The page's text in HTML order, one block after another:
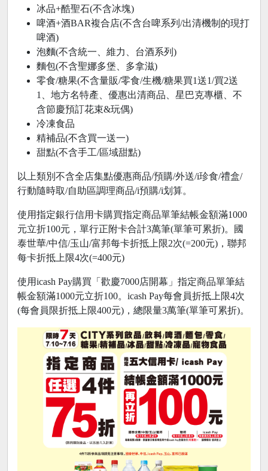
冰品+酷聖石(不含冰塊)
啤酒+酒BAR複合店(不含台啤系列/出清機制的現打
啤酒)
泡麵(不含統一、維力、台酒系列)
麵包(不含聖娜多堡、多拿滋)
零食/糖果(不含量販/零食/生機/糖果買1送1/買2送
1、地方名特產、優惠出清商品、星巴克專櫃、不
含節慶預訂花束&玩偶)
冷凍食品
精補品(不含買一送一)
甜點(不含手工/區域甜點)
以上類別不含全店集點優惠商品/預購/外送/i珍食/禮盒/
行動隨時取/自助區調理商品/i預購/i划算。
使用指定銀行信用卡購買指定商品單筆結帳金額滿1000
元立折100元，單行正附卡合計3萬筆(單筆可累折)。國
泰世華/中信/玉山/富邦每卡折抵上限2次(=200元)，聯邦
每卡折抵上限4次(=400元)
使用icash Pay購買「歡慶7000店開幕」指定商品單筆結
帳金額滿1000元立折100。icash Pay每會員折抵上限4次
(每會員限折抵上限400元)，總限量3萬筆(單筆可累折)。